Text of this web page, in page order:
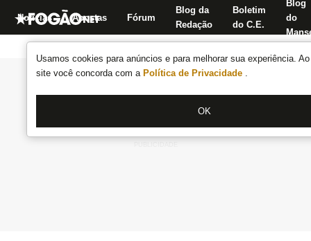
Usamos cookies para anúncios e para melhorar sua experiência.
site você concorda com a Política de Privacidade .
OK
Notícias Apostas Fórum
Blog da
Redação
Boletim
do C.E.
Blog
do